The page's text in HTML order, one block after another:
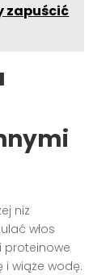
zapuścić
niż
włos
proteinowe
i wiąże wodę.